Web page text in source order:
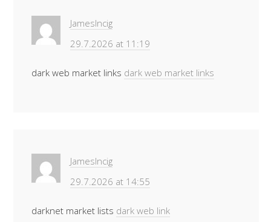
JamesIncig
29.7.2026 at 11:19
dark web market links dark web market links
JamesIncig
29.7.2026 at 14:55
darknet market lists dark web link